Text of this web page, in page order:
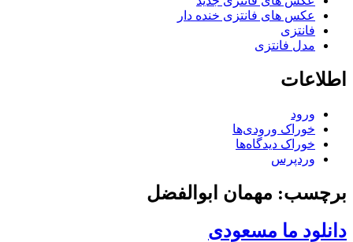
عکس های فانتزی خنده دار
فانتزی
مدل فانتزی
اطلاعات
ورود
خوراک ورودی‌ها
خوراک دیدگاه‌ها
وردپرس
برچسب: مهمان ابوالفضل
دانلود ما مسعودی